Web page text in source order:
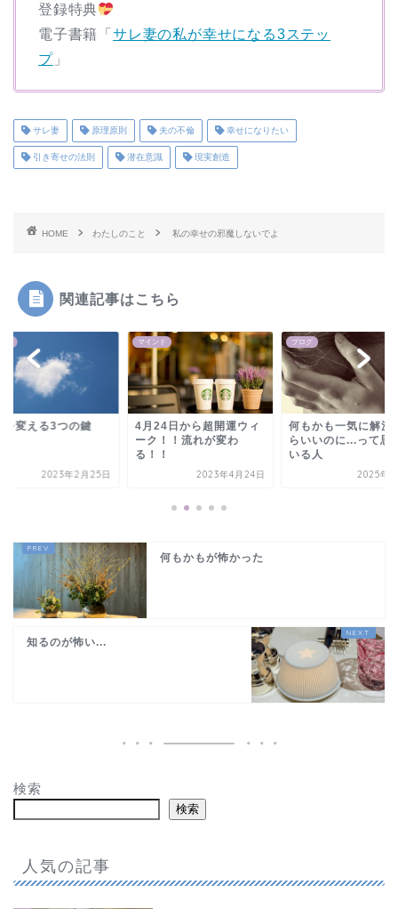
登録特典
電子書籍「 サレ妻の私が幸せになる3ステッ
プ」
サレ妻 原理原則 夫の不倫 幸せになりたい
引き寄せの法則 潜在意識 現実創造
HOME わたしのこと 私の幸せの邪魔しないでよ
関連記事はこちら
を変える3つの鍵
2023年2月25日
マインド
4月24日から超開運ウィ
ーク！！流れが変わ
る！！
2023年4月24日
ブログ
何もかも一気に解決
らいいのに...って思
いる人
2025年3
何もかもが怖かった
知るのが怖い...
検索
検索
人気の記事